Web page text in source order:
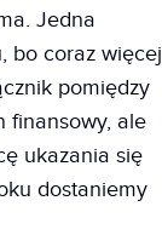
Jedna
bo coraz więcej
pomiędzy
finansowy, ale
ukazania się
dostaniemy